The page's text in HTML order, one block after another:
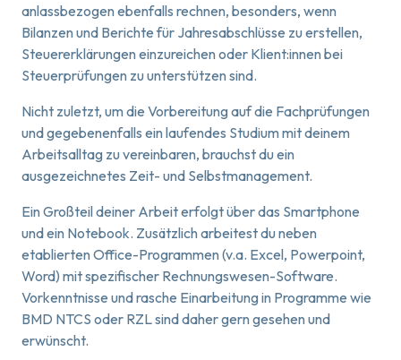
anlassbezogen ebenfalls rechnen, besonders, wenn
Bilanzen und Berichte für Jahresabschlüsse zu erstellen,
Steuererklärungen einzureichen oder Klient:innen bei
Steuerprüfungen zu unterstützen sind.
Nicht zuletzt, um die Vorbereitung auf die Fachprüfungen
und gegebenenfalls ein laufendes Studium mit deinem
Arbeitsalltag zu vereinbaren, brauchst du ein
ausgezeichnetes Zeit- und Selbstmanagement.
Ein Großteil deiner Arbeit erfolgt über das Smartphone
und ein Notebook. Zusätzlich arbeitest du neben
etablierten Office-Programmen (v.a. Excel, Powerpoint,
Word) mit spezifischer Rechnungswesen-Software.
Vorkenntnisse und rasche Einarbeitung in Programme wie
BMD NTCS oder RZL sind daher gern gesehen und
erwünscht.